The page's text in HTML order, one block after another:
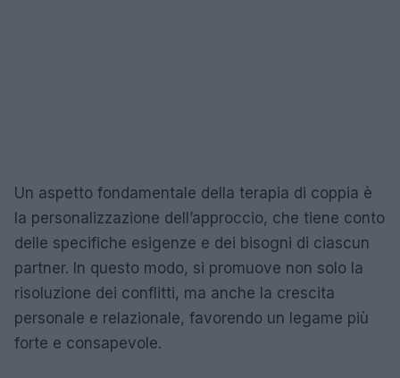
Un aspetto fondamentale della terapia di coppia è
la personalizzazione dell’approccio, che tiene conto
delle specifiche esigenze e dei bisogni di ciascun
partner. In questo modo, si promuove non solo la
risoluzione dei conflitti, ma anche la crescita
personale e relazionale, favorendo un legame più
forte e consapevole.